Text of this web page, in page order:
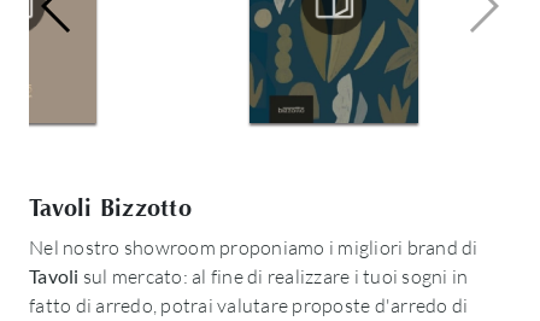
Tavoli Bizzotto
Nel nostro showroom proponiamo i migliori brand di
Tavoli sul mercato: al fine di realizzare i tuoi sogni in
fatto di arredo, potrai valutare proposte d'arredo di